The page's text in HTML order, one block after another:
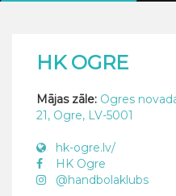
HK OGRE
Mājas zāle: Ogres
21, Ogre, LV-5001
hk-ogre.lv/
HK Ogre
@handbolaklubs